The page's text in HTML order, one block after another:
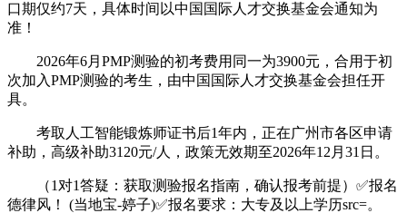
口期仅约7天，具体时间以中国国际人才交换基金会通知为
准！
2026年6月PMP测验的初考费用同一为3900元，合用于初
次加入PMP测验的考生，由中国国际人才交换基金会担任开
具。
考取人工智能锻炼师证书后1年内，正在广州市各区申请
补助，高级补助3120元/人，政策无效期至2026年12月31日。
（1对1答疑：获取测验报名指南，确认报考前提）✅报名
德律风！ (当地宝-婷子)✅报名要求：大专及以上学历src=。